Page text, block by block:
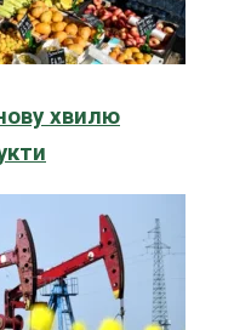
хвилю